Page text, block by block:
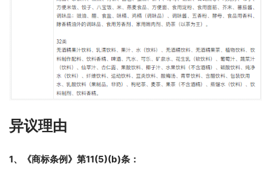
异议理由
1、《商标条例》第11(5)(b)条：